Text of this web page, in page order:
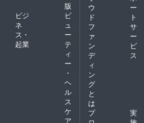
版
ビジ
ネ
ス・
起業
ビ
ュ
ー
テ
ィ
ー
・
ヘ
ル
ス
ケ
ア
ウ
ド
フ
ァ
ン
デ
ィ
ン
グ
と
は
ー
ト
サ
ー
ビ
ス
プ
実